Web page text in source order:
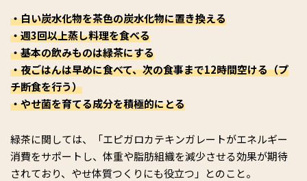
・白い炭水化物を茶色の炭水化物に置き換える
・週3回以上蒸し料理を食べる
・基本の飲みものは緑茶にする
・夜ごはんは早めに食べて、次の食事まで12時間空ける（プ
チ断食を行う）
・やせ菌を育てる成分を積極的にとる
緑茶に関しては、「エピガロカテキンガレートがエネルギー
消費をサポートし、体重や脂肪組織を減少させる効果が期待
されており、やせ体質つくりにも役立つ」とのこと。